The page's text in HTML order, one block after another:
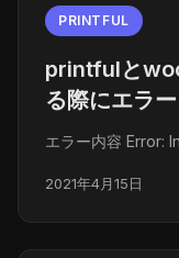
PRINTFUL
printfulと
る際にエラー
エラー内容
2021年4月15日